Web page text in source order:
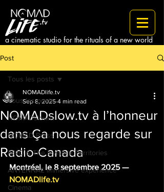
a cinematic studio for the rituals of a new world
Post
Tous les posts
NOMADslow.tv
NOMAD Press
KINO & The Invisible Territories
ANTENNAE immersive experience
Cinema
Tous les posts
NOMADslow.tv à l’honneur
dans Ça nous regarde sur
Radio-Canada
NOMADlife.tv
Sep 8, 2025 4 min read
Montréal, le 8 septembre 2025 —
NOMADlife.tv